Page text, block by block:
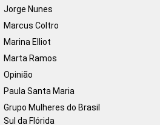
Jorge Nunes
Marcus Coltro
Marina Elliot
Marta Ramos
Opinião
Paula Santa Maria
Grupo Mulheres do Brasil
Sul da Flórida